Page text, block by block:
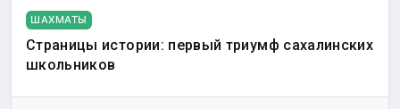
ШАХМАТЫ
Страницы истории: первый триумф сахалинских
школьников